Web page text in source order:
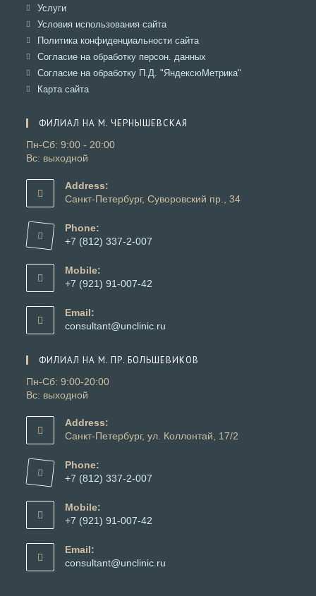
вкладке
УслугиОткроется
в
вкладке
Условия использования сайтаОткроется
в
вкладке
Политика конфиденциальности сайтаОткроется
в
вкладке
Согласие на обработку персон. данных
в
Согласие на обработку П.Д. "ЯндексюМетрика"
Карта сайтаОткроется
вкладке
ФИЛИАЛ НА М. ЧЕРНЫШЕВСКАЯ
Пн-Сб: 9:00 - 20:00
Вс: выходной
Address:
Санкт-Петербург, Суворовский пр., 34
Phone:
+7 (812) 337-2-007
в
вашем
Mobile:
+7 (921) 91-007-42
в
вашем
Email:
consultant@unclinic.ru
приложении
ФИЛИАЛ НА М. ПР. БОЛЬШЕВИКОВ
Пн-Сб: 9:00-20:00
Вс: выходной
Address:
Санкт-Петербург, ул. Коллонтай, 17/2
Phone:
+7 (812) 337-2-007
в
вашем
Mobile:
+7 (921) 91-007-42
в
вашем
Email:
consultant@unclinic.ru